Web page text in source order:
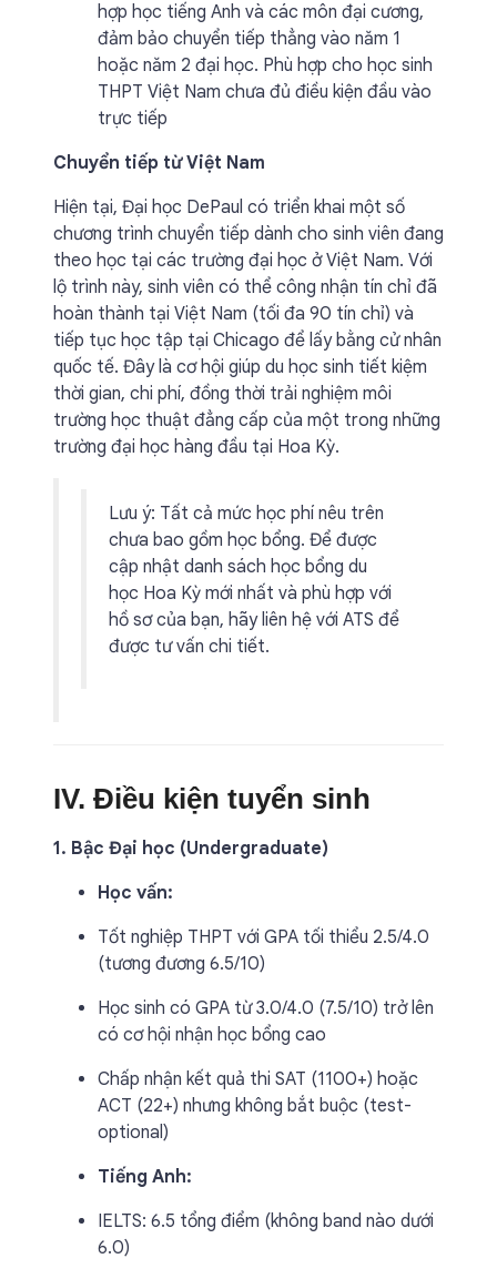
hợp học tiếng Anh và các môn đại cương,
đảm bảo chuyển tiếp thẳng vào năm 1
hoặc năm 2 đại học. Phù hợp cho học sinh
THPT Việt Nam chưa đủ điều kiện đầu vào
trực tiếp
Chuyển tiếp từ Việt Nam
Hiện tại, Đại học DePaul có triển khai một số
chương trình chuyển tiếp dành cho sinh viên đang
theo học tại các trường đại học ở Việt Nam. Với
lộ trình này, sinh viên có thể công nhận tín chỉ đã
hoàn thành tại Việt Nam (tối đa 90 tín chỉ) và
tiếp tục học tập tại Chicago để lấy bằng cử nhân
quốc tế. Đây là cơ hội giúp du học sinh tiết kiệm
thời gian, chi phí, đồng thời trải nghiệm môi
trường học thuật đẳng cấp của một trong những
trường đại học hàng đầu tại Hoa Kỳ.
Lưu ý: Tất cả mức học phí nêu trên
chưa bao gồm học bổng. Để được
cập nhật danh sách học bổng du
học Hoa Kỳ mới nhất và phù hợp với
hồ sơ của bạn, hãy liên hệ với ATS để
được tư vấn chi tiết.
IV. Điều kiện tuyển sinh
1. Bậc Đại học (Undergraduate)
Học vấn:
Tốt nghiệp THPT với GPA tối thiểu 2.5/4.0
(tương đương 6.5/10)
Học sinh có GPA từ 3.0/4.0 (7.5/10) trở lên
có cơ hội nhận học bổng cao
Chấp nhận kết quả thi SAT (1100+) hoặc
ACT (22+) nhưng không bắt buộc (test-
optional)
Tiếng Anh:
IELTS: 6.5 tổng điểm (không band nào dưới
6.0)